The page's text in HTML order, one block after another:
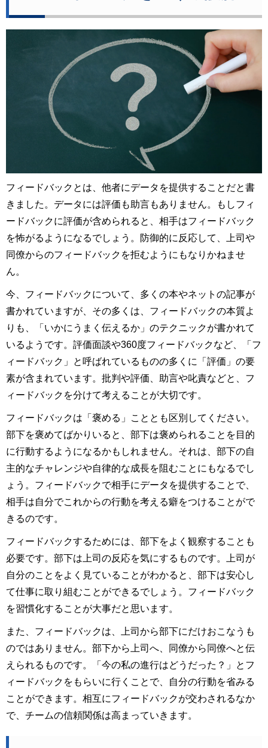
フィードバックとは、他者にデータを提供することだと書
きました。データには評価も助言もありません。もしフィ
ードバックに評価が含められると、相手はフィードバック
を怖がるようになるでしょう。防御的に反応して、上司や
同僚からのフィードバックを拒むようにもなりかねませ
ん。
今、フィードバックについて、多くの本やネットの記事が
書かれていますが、その多くは、フィードバックの本質よ
りも、「いかにうまく伝えるか」のテクニックが書かれて
いるようです。評価面談や360度フィードバックなど、「フ
ィードバック」と呼ばれているものの多くに「評価」の要
素が含まれています。批判や評価、助言や叱責などと、フ
ィードバックを分けて考えることが大切です。
フィードバックは「褒める」こととも区別してください。
部下を褒めてばかりいると、部下は褒められることを目的
に行動するようになるかもしれません。それは、部下の自
主的なチャレンジや自律的な成長を阻むことにもなるでし
ょう。フィードバックで相手にデータを提供することで、
相手は自分でこれからの行動を考える癖をつけることがで
きるのです。
フィードバックするためには、部下をよく観察することも
必要です。部下は上司の反応を気にするものです。上司が
自分のことをよく見ていることがわかると、部下は安心し
て仕事に取り組むことができるでしょう。フィードバック
を習慣化することが大事だと思います。
また、フィードバックは、上司から部下にだけおこなうも
のではありません。部下から上司へ、同僚から同僚へと伝
えられるものです。「今の私の進行はどうだった？」とフ
ィードバックをもらいに行くことで、自分の行動を省みる
ことができます。相互にフィードバックが交わされるなか
で、チームの信頼関係は高まっていきます。